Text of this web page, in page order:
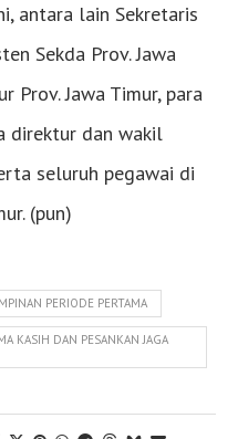
antara lain Sekretaris
Sekda Prov. Jawa
Prov. Jawa Timur, para
direktur dan wakil
seluruh pegawai di
(pun)
PERIODE PERTAMA
KASIH DAN PESANKAN JAGA